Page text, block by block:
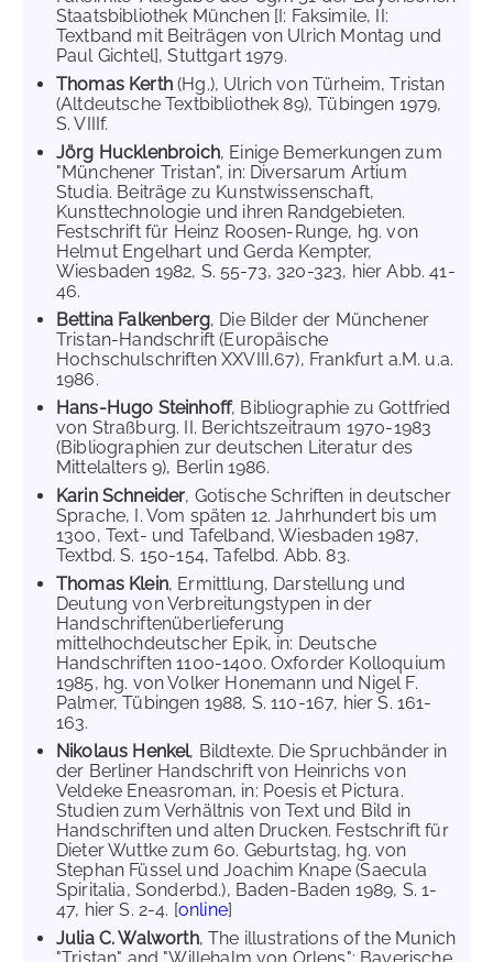
Staatsbibliothek München [I: Faksimile, II:
Textband mit Beiträgen von Ulrich Montag und
Paul Gichtel], Stuttgart 1979.
Thomas Kerth(Hg.), Ulrich von Türheim, Tristan
(Altdeutsche Textbibliothek 89), Tübingen 1979,
S. VIIIf.
Jörg Hucklenbroich, Einige Bemerkungen zum
"Münchener Tristan", in: Diversarum Artium
Studia. Beiträge zu Kunstwissenschaft,
Kunsttechnologie und ihren Randgebieten.
Festschrift für Heinz Roosen-Runge, hg. von
Helmut Engelhart und Gerda Kempter,
Wiesbaden 1982, S. 55-73, 320-323, hier Abb. 41-
46.
Bettina Falkenberg, Die Bilder der Münchener
Tristan-Handschrift (Europäische
Hochschulschriften XXVIII,67), Frankfurt a.M. u.a.
1986.
Hans-Hugo Steinhoff, Bibliographie zu Gottfried
von Straßburg. II. Berichtszeitraum 1970-1983
(Bibliographien zur deutschen Literatur des
Mittelalters 9), Berlin 1986.
Karin Schneider, Gotische Schriften in deutscher
Sprache, I. Vom späten 12. Jahrhundert bis um
1300, Text- und Tafelband, Wiesbaden 1987,
Textbd. S. 150-154, Tafelbd. Abb. 83.
Thomas Klein, Ermittlung, Darstellung und
Deutung von Verbreitungstypen in der
Handschriftenüberlieferung
mittelhochdeutscher Epik, in: Deutsche
Handschriften 1100-1400. Oxforder Kolloquium
1985, hg. von Volker Honemann und Nigel F.
Palmer, Tübingen 1988, S. 110-167, hier S. 161-
163.
Nikolaus Henkel, Bildtexte. Die Spruchbänder in
der Berliner Handschrift von Heinrichs von
Veldeke Eneasroman, in: Poesis et Pictura.
Studien zum Verhältnis von Text und Bild in
Handschriften und alten Drucken. Festschrift für
Dieter Wuttke zum 60. Geburtstag, hg. von
Stephan Füssel und Joachim Knape (Saecula
Spiritalia, Sonderbd.), Baden-Baden 1989, S. 1-
47, hier S. 2-4. [online]
Julia C. Walworth, The illustrations of the Munich